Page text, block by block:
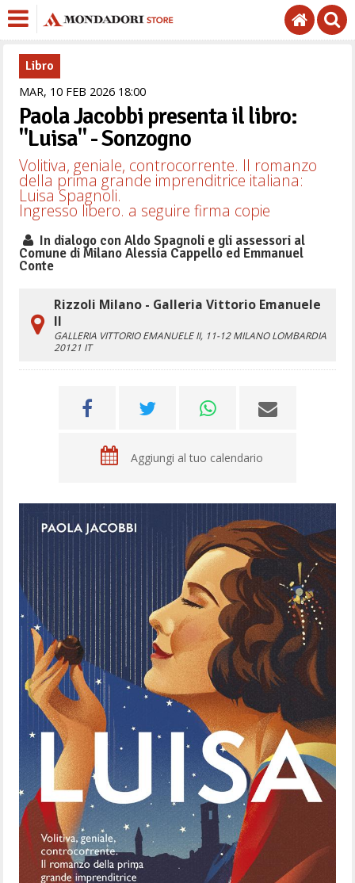
Libro
MAR, 10 FEB 2026 1800
Paola Jacobbi presenta il libro:
"Luisa" - Sonzogno
Volitiva, geniale, controcorrente. Il romanzo
della prima grande imprenditrice italiana:
Luisa Spagnoli.
Ingresso libero. a seguire firma copie
In dialogo con Aldo Spagnoli e gli assessori al
Comune di Milano Alessia Cappello ed Emmanuel
Conte
Rizzoli Milano - Galleria Vittorio Emanuele
II
GALLERIA VITTORIO EMANUELE II, 11-12MILANO LOMBARDIA
20121 IT
Aggiungi al tuo calendario